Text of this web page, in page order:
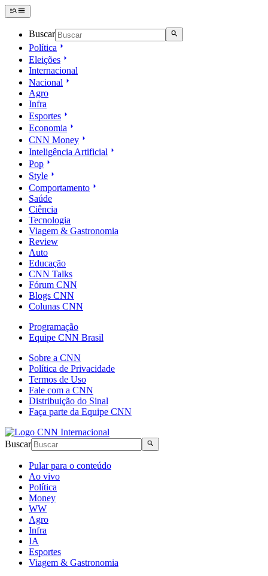
Buscar
Política
Eleições
Internacional
Nacional
Agro
Infra
Esportes
Economia
CNN Money
Inteligência Artificial
Pop
Style
Comportamento
Saúde
Ciência
Tecnologia
Viagem & Gastronomia
Review
Auto
Educação
CNN Talks
Fórum CNN
Blogs CNN
Colunas CNN
Programação
Equipe CNN Brasil
Sobre a CNN
Política de Privacidade
Termos de Uso
Fale com a CNN
Distribuição do Sinal
Faça parte da Equipe CNN
Buscar
Pular para o conteúdo
Ao vivo
Política
Money
WW
Agro
Infra
IA
Esportes
Viagem & Gastronomia